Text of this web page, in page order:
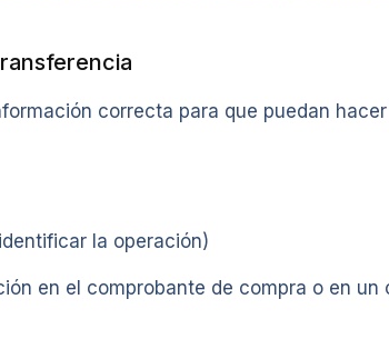
correcta para que puedan
la operación)
en el comprobante de compra o en